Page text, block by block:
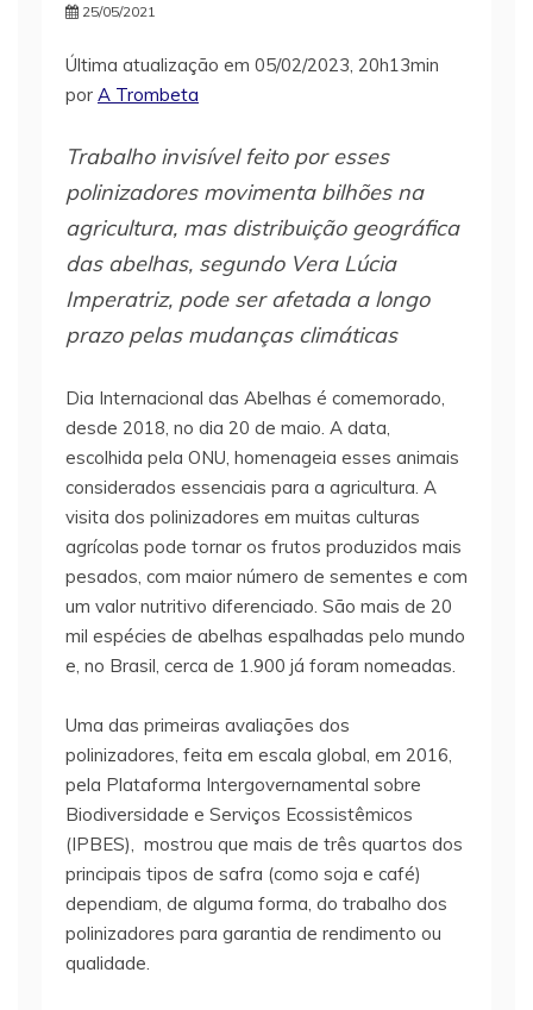
25/05/2021
Última atualização em 05/02/2023, 20h13min
por A Trombeta
Trabalho invisível feito por esses
polinizadores movimenta bilhões na
agricultura, mas distribuição geográfica
das abelhas, segundo Vera Lúcia
Imperatriz, pode ser afetada a longo
prazo pelas mudanças climáticas
Dia Internacional das Abelhas é comemorado,
desde 2018, no dia 20 de maio. A data,
escolhida pela ONU, homenageia esses animais
considerados essenciais para a agricultura. A
visita dos polinizadores em muitas culturas
agrícolas pode tornar os frutos produzidos mais
pesados, com maior número de sementes e com
um valor nutritivo diferenciado. São mais de 20
mil espécies de abelhas espalhadas pelo mundo
e, no Brasil, cerca de 1.900 já foram nomeadas.
Uma das primeiras avaliações dos
polinizadores, feita em escala global, em 2016,
pela Plataforma Intergovernamental sobre
Biodiversidade e Serviços Ecossistêmicos
(IPBES), mostrou que mais de três quartos dos
principais tipos de safra (como soja e café)
dependiam, de alguma forma, do trabalho dos
polinizadores para garantia de rendimento ou
qualidade.